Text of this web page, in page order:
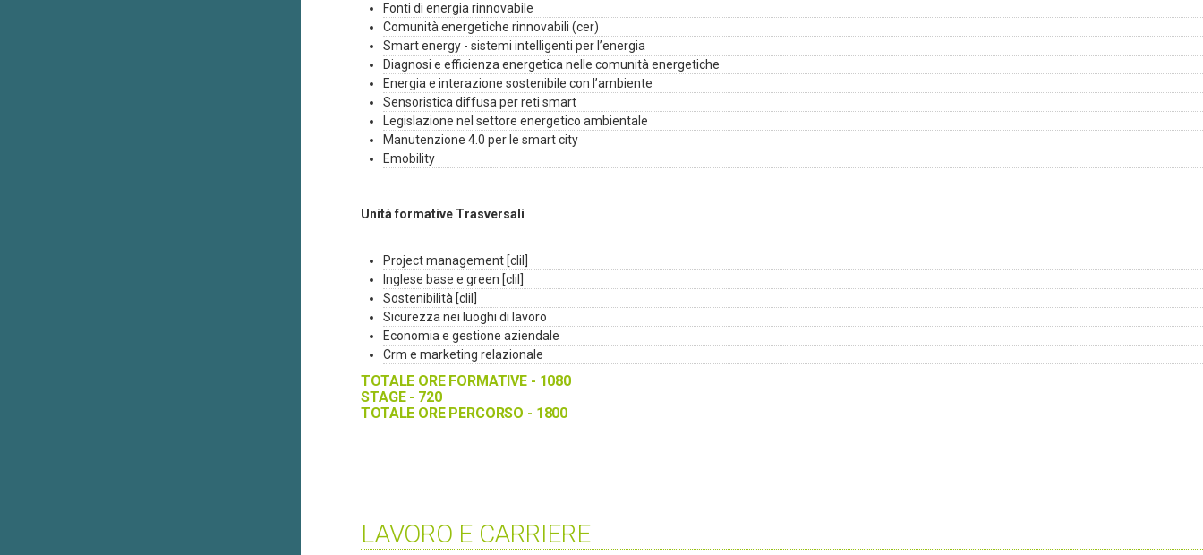
Fonti di energia rinnovabile
Comunità energetiche rinnovabili (cer)
Smart energy - sistemi intelligenti per l’energia
Diagnosi e efficienza energetica nelle comunità energetiche
Energia e interazione sostenibile con l’ambiente
Sensoristica diffusa per reti smart
Legislazione nel settore energetico ambientale
Manutenzione 4.0 per le smart city
Emobility
Unità formative Trasversali
Project management [clil]
Inglese base e green [clil]
Sostenibilità [clil]
Sicurezza nei luoghi di lavoro
Economia e gestione aziendale
Crm e marketing relazionale
TOTALE ORE FORMATIVE - 1080
STAGE - 720
TOTALE ORE PERCORSO - 1800
LAVORO E CARRIERE